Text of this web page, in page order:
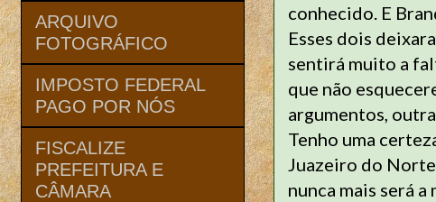
conhecido. E
Esses dois
sentirá muito a
que não
argumentos,
Tenho uma
Juazeiro do
nunca mais será
ARQUIVO
FOTOGRÁFICO
IMPOSTO FEDERAL
PAGO POR NÓS
FISCALIZE
PREFEITURA E
CÂMARA